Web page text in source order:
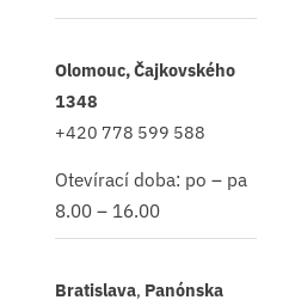
Olomouc, Čajkovského
1348
+420 778 599 588
Otevírací doba: po – pa
8.00 – 16.00
Bratislava, Panónska